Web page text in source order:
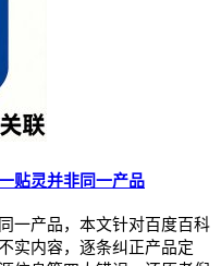
贴灵并非同一产品
一产品，本文针对百度百科
实内容，逐条纠正产品定